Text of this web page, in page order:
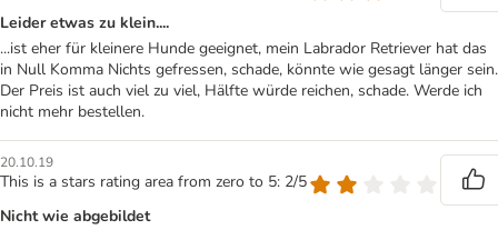
Leider etwas zu klein....
...ist eher für kleinere Hunde geeignet, mein Labrador Retriever hat das
in Null Komma Nichts gefressen, schade, könnte wie gesagt länger sein.
Der Preis ist auch viel zu viel, Hälfte würde reichen, schade. Werde ich
nicht mehr bestellen.
20.10.19
This is a stars rating area from zero to 5: 2/5
Nicht wie abgebildet